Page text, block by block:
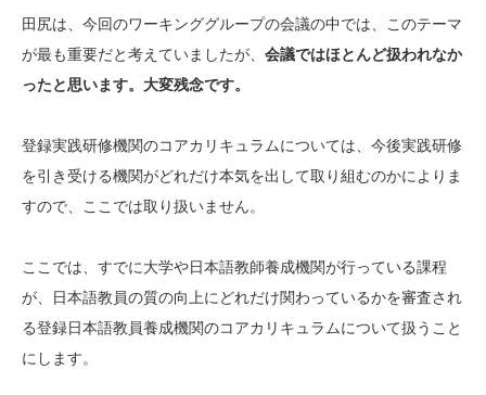
田尻は、今回のワーキンググループの会議の中では、このテーマ
が最も重要だと考えていましたが、 会議ではほとんど扱われなか
ったと思います。大変残念です。
登録実践研修機関のコアカリキュラムについては、今後実践研修
を引き受ける機関がどれだけ本気を出して取り組むのかによりま
すので、ここでは取り扱いません。
ここでは、すでに大学や日本語教師養成機関が行っている課程
が、日本語教員の質の向上にどれだけ関わっているかを審査され
る登録日本語教員養成機関のコアカリキュラムについて扱うこと
にします。